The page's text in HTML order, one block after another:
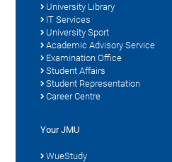
University Library
IT Services
University Sport
Academic Advisory Service
Examination Office
Student Affairs
Student Representation
Career Centre
Your JMU
WueStudy